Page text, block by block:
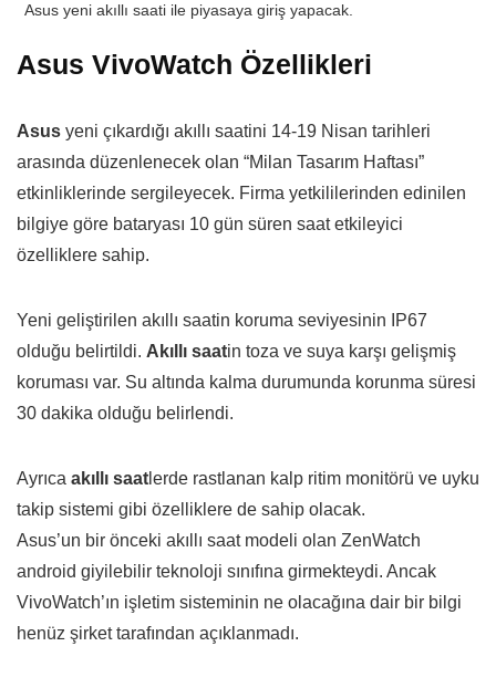
Asus yeni akıllı saati ile piyasaya giriş yapacak.
Asus VivoWatch Özellikleri
Asus yeni çıkardığı akıllı saatini 14-19 Nisan tarihleri
arasında düzenlenecek olan “Milan Tasarım Haftası”
etkinliklerinde sergileyecek. Firma yetkililerinden edinilen
bilgiye göre bataryası 10 gün süren saat etkileyici
özelliklere sahip.
Yeni geliştirilen akıllı saatin koruma seviyesinin IP67
olduğu belirtildi. Akıllı saatin toza ve suya karşı gelişmiş
koruması var. Su altında kalma durumunda korunma süresi
30 dakika olduğu belirlendi.
Ayrıca akıllı saat lerde rastlanan kalp ritim monitörü ve uyku
takip sistemi gibi özelliklere de sahip olacak.
Asus’un bir önceki akıllı saat modeli olan ZenWatch
android giyilebilir teknoloji sınıfına girmekteydi. Ancak
VivoWatch’ın işletim sisteminin ne olacağına dair bir bilgi
henüz şirket tarafından açıklanmadı.